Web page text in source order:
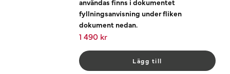
användas finns i dokumentet
fyllningsanvisning under fliken
dokument nedan.
1 490 kr
Lägg till